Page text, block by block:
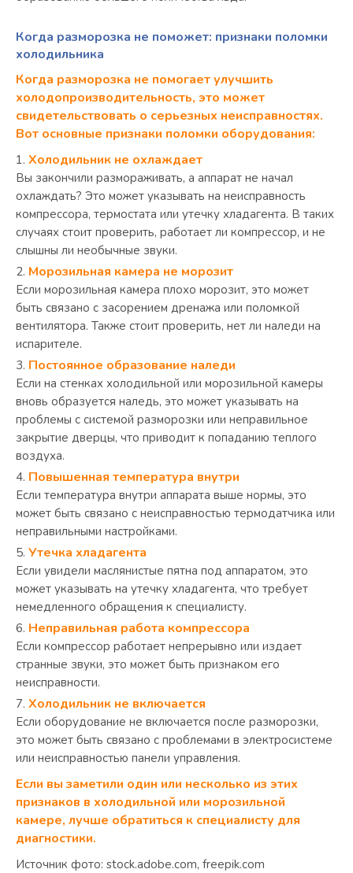
Когда разморозка не поможет: признаки поломки
холодильника
Когда разморозка не помогает улучшить
холодопроизводительность, это может
свидетельствовать о серьезных неисправностях.
Вот основные признаки поломки оборудования:
Холодильник не охлаждает
Вы закончили размораживать, а аппарат не начал
охлаждать? Это может указывать на неисправность
компрессора, термостата или утечку хладагента. В таких
случаях стоит проверить, работает ли компрессор, и не
слышны ли необычные звуки.
Морозильная камера не морозит
Если морозильная камера плохо морозит, это может
быть связано с засорением дренажа или поломкой
вентилятора. Также стоит проверить, нет ли наледи на
испарителе.
Постоянное образование наледи
Если на стенках холодильной или морозильной камеры
вновь образуется наледь, это может указывать на
проблемы с системой разморозки или неправильное
закрытие дверцы, что приводит к попаданию теплого
воздуха.
Повышенная температура внутри
Если температура внутри аппарата выше нормы, это
может быть связано с неисправностью термодатчика или
неправильными настройками.
Утечка хладагента
Если увидели маслянистые пятна под аппаратом, это
может указывать на утечку хладагента, что требует
немедленного обращения к специалисту.
Неправильная работа компрессора
Если компрессор работает непрерывно или издает
странные звуки, это может быть признаком его
неисправности.
Холодильник не включается
Если оборудование не включается после разморозки,
это может быть связано с проблемами в электросистеме
или неисправностью панели управления.
Если вы заметили один или несколько из этих
признаков в холодильной или морозильной
камере, лучше обратиться к специалисту для
диагностики.
Источник фото: stock.adobe.com, freepik.com